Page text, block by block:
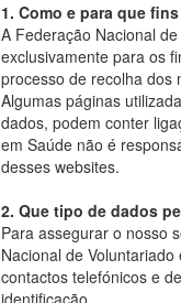
1. Como e para que
A Federação Nacional
exclusivamente para os
processo de recolha dos
Algumas páginas
dados, podem conter
em Saúde não é
desses websites.
2. Que tipo de dados
Para assegurar o nosso
Nacional de
contactos telefónicos e
identificação.